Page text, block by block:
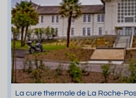
La cure thermale de La Roche-